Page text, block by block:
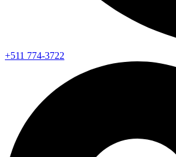
+511 774-3722